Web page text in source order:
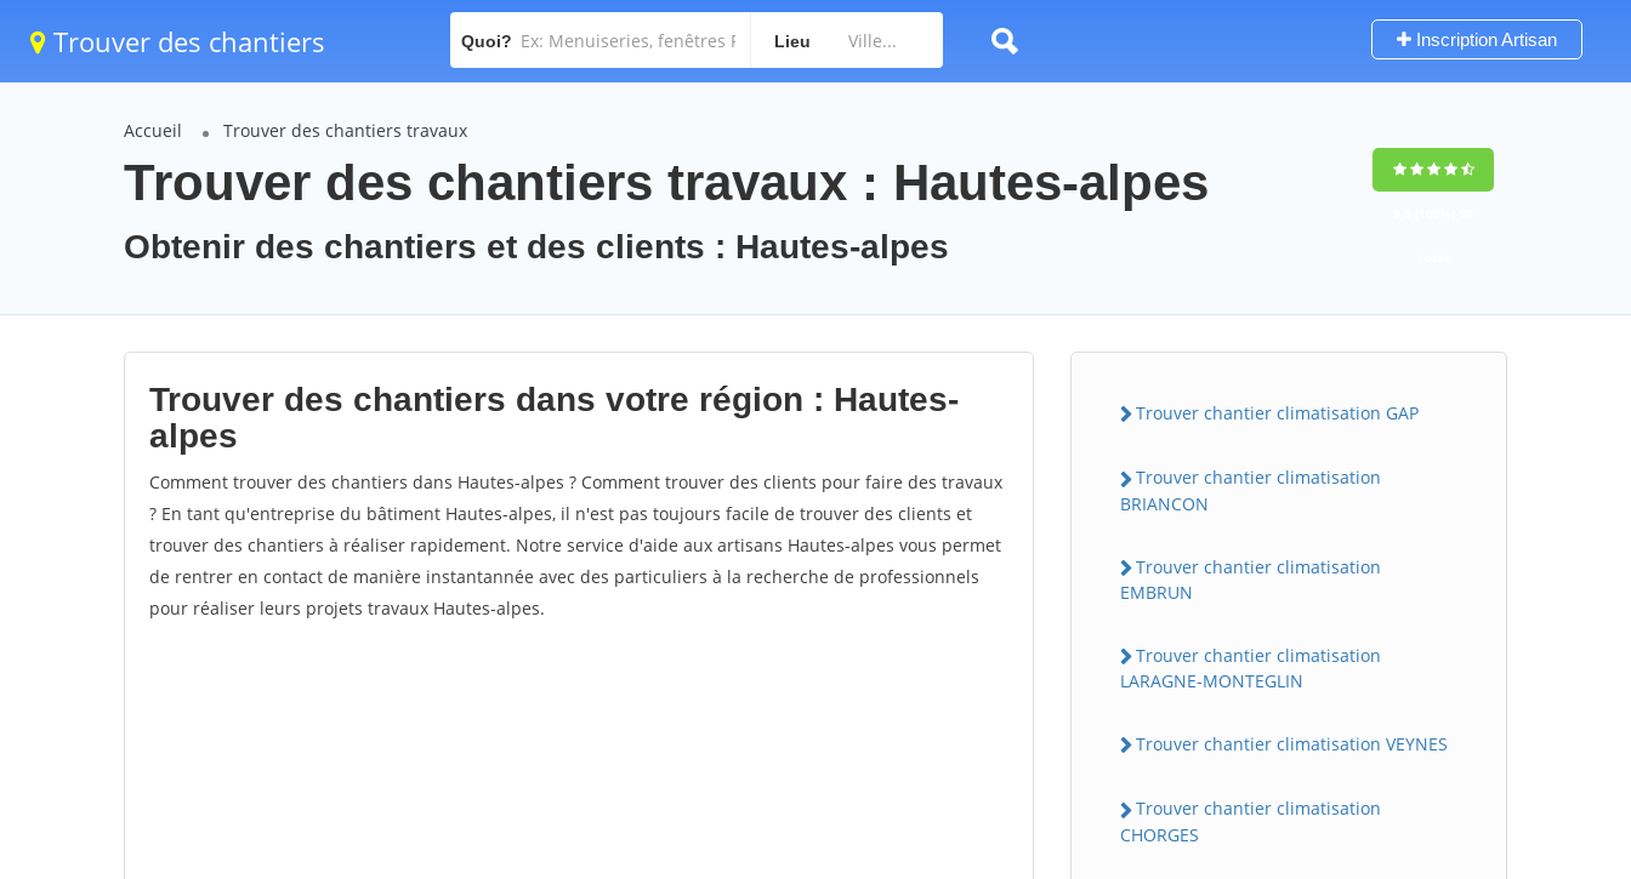
Trouver des chantiers Quoi? Lieu Inscription Artisan
Accueil Trouver des chantiers travaux
Trouver des chantiers travaux : Hautes-alpes
Obtenir des chantiers et des clients : Hautes-alpes
Trouver des chantiers dans votre région : Hautes-
alpes
Comment trouver des chantiers dans Hautes-alpes ? Comment trouver des clients pour faire des travaux
? En tant qu'entreprise du bâtiment Hautes-alpes, il n'est pas toujours facile de trouver des clients et
trouver des chantiers à réaliser rapidement. Notre service d'aide aux artisans Hautes-alpes vous permet
de rentrer en contact de manière instantannée avec des particuliers à la recherche de professionnels
pour réaliser leurs projets travaux Hautes-alpes.
Trouver chantier climatisation GAP
Trouver chantier climatisation
BRIANCON
Trouver chantier climatisation
EMBRUN
Trouver chantier climatisation
LARAGNE-MONTEGLIN
Trouver chantier climatisation VEYNES
Trouver chantier climatisation
CHORGES